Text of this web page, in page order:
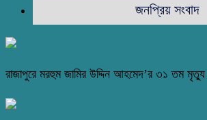
জনপ্রিয় সংবাদ
রাজাপুরে মরহুম জামির উদ্দিন আহমেদ’র ৩১ তম মৃত্যু